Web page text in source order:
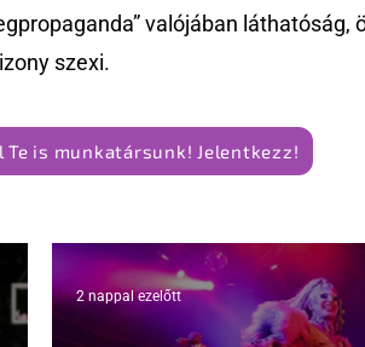
valójában láthatóság,
szexi.
Te is munkatársunk! Jelentkezz!
2 nappal ezelőtt